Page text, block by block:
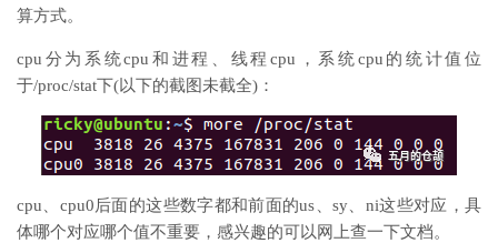
算方式。
cpu分为系统cpu和进程、线程cpu，系统cpu的统计值位
于/proc/stat下(以下的截图未截全)：
cpu、cpu0后面的这些数字都和前面的us、sy、ni这些对应，具
体哪个对应哪个值不重要，感兴趣的可以网上查一下文档。